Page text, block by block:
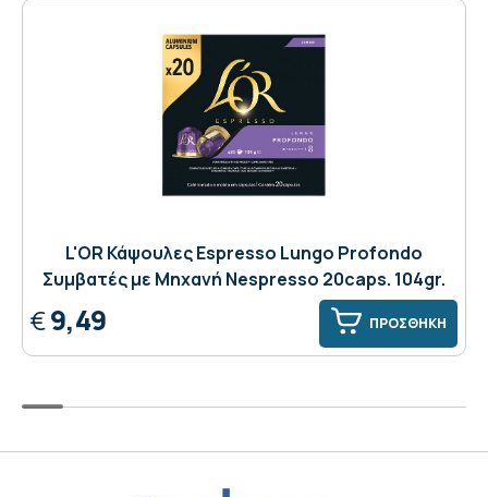
L'OR Κάψουλες Espresso Lungo Profondo
Συμβατές με Μηχανή Nespresso 20caps. 104gr.
€9,49 ΠΡΟΣΘΗΚΗ